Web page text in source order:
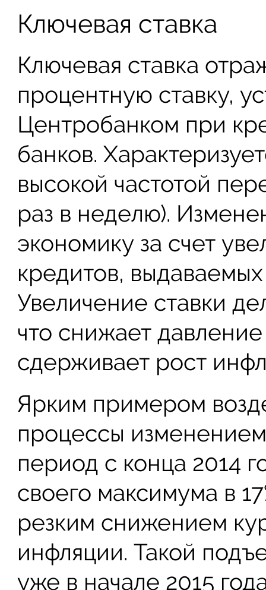
Ключевая ставка
Ключевая ставка
процентную ставку,
Центробанком при
банков.
высокой частотой
раз в неделю).
экономику за счет
кредитов,
Увеличение ставки
что снижает
сдерживает рост
Ярким примером
процессы
период с конца 2014
своего максимума в
резким снижением
инфляции. Такой
уже в начале 2015